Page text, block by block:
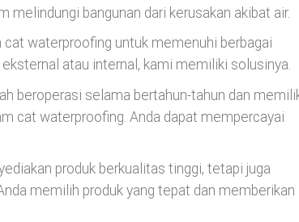
bangunan dari kerusakan akibat air.
waterproofing untuk memenuhi berbagai
atau internal, kami memiliki solusinya.
beroperasi selama bertahun-tahun dan
cat waterproofing. Anda dapat mempercayai
produk berkualitas tinggi, tetapi juga
memilih produk yang tepat dan memberikan